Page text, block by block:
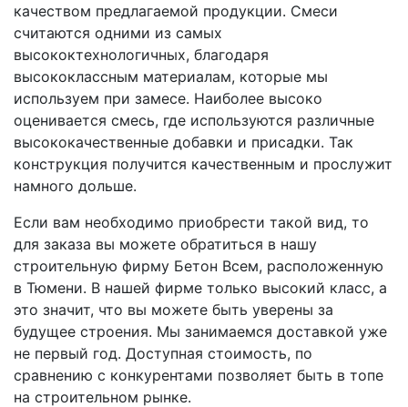
качеством предлагаемой продукции. Смеси
считаются одними из самых
высококтехнологичных, благодаря
высококлассным материалам, которые мы
используем при замесе. Наиболее высоко
оценивается смесь, где используются различные
высококачественные добавки и присадки. Так
конструкция получится качественным и прослужит
намного дольше.
Если вам необходимо приобрести такой вид, то
для заказа вы можете обратиться в нашу
строительную фирму Бетон Всем, расположенную
в Тюмени. В нашей фирме только высокий класс, а
это значит, что вы можете быть уверены за
будущее строения. Мы занимаемся доставкой уже
не первый год. Доступная стоимость, по
сравнению с конкурентами позволяет быть в топе
на строительном рынке.